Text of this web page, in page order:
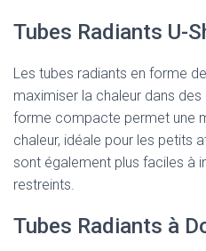
Tubes Radiants U-
Les tubes radiants en forme
maximiser la chaleur dans
forme compacte permet une
chaleur, idéale pour les petits
sont également plus faciles à
restreints.
Tubes Radiants à